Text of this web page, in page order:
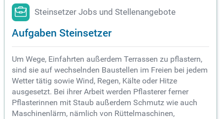
Steinsetzer Jobs und Stellenangebote
Aufgaben Steinsetzer
Um Wege, Einfahrten außerdem Terrassen zu pflastern,
sind sie auf wechselnden Baustellen im Freien bei jedem
Wetter tätig sowie Wind, Regen, Kälte oder Hitze
ausgesetzt. Bei ihrer Arbeit werden Pflasterer ferner
Pflasterinnen mit Staub außerdem Schmutz wie auch
Maschinenlärm, nämlich von Rüttelmaschinen,